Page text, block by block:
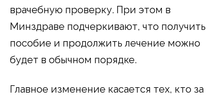
врачебную проверку. При этом в
Минздраве подчеркивают, что получить
пособие и продолжить лечение можно
будет в обычном порядке.
Главное изменение касается тех, кто за